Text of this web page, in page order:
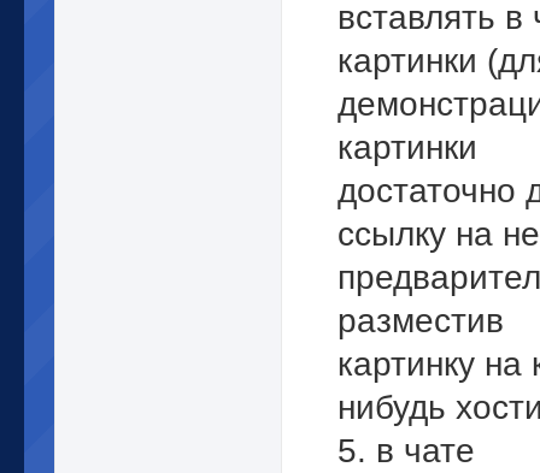
вставлять в
картинки
картинки
достаточно
ссылку на
разместив
картинку на
нибудь
5. в чате